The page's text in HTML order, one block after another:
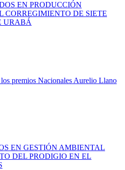
EN PRODUCCIÓN
CORREGIMIENTO DE SIETE
URABÁ
premios Nacionales Aurelio Llano
EN GESTIÓN AMBIENTAL
DEL PRODIGIO EN EL